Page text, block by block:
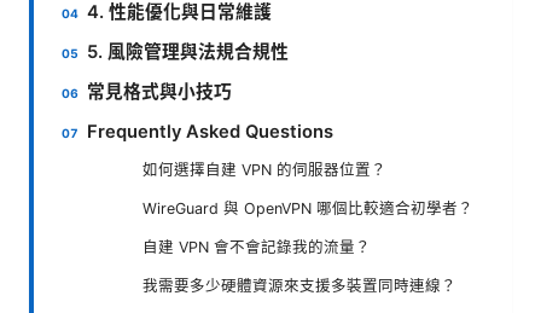
4. 性能優化與日常維護
5. 風險管理與法規合規性
常見格式與小技巧
Frequently Asked Questions
如何選擇自建 VPN 的伺服器位置？
WireGuard 與 OpenVPN 哪個比較適合初學者？
自建 VPN 會不會記錄我的流量？
我需要多少硬體資源來支援多裝置同時連線？